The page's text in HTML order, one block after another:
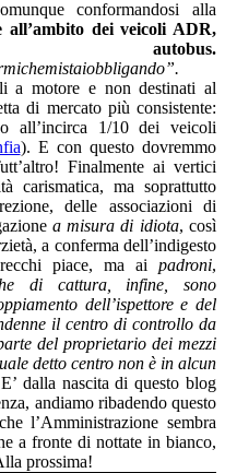
conformandosi alla
all’ambito dei veicoli ADR,
a motore e non destinati al
di mercato più consistente:
all’incirca 1/10 dei veicoli
). E con questo dovremmo
Finalmente ai vertici
carismatica, ma soprattutto
delle associazioni di
a misura di idiota, così
a conferma dell’indigesto
piace, ma ai padroni,
di cattura, infine, sono
dell’ispettore e del
il centro di controllo da
del proprietario dei mezzi
detto centro non è in alcun
dalla nascita di questo blog
andiamo ribadendo questo
l’Amministrazione sembra
a fronte di nottate in bianco,
prossima!